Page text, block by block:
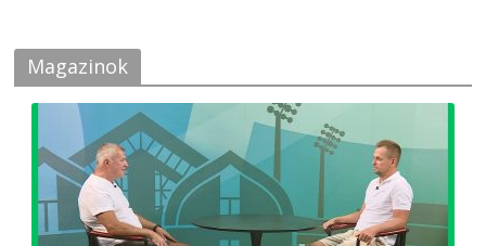
Magazinok